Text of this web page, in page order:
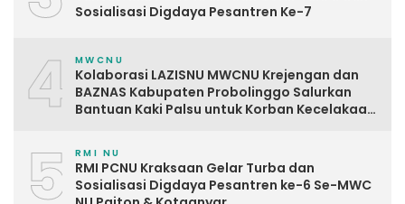
Sosialisasi Digdaya Pesantren Ke-7
4 MWCNU
Kolaborasi LAZISNU MWCNU Krejengan dan
BAZNAS Kabupaten Probolinggo Salurkan
Bantuan Kaki Palsu untuk Korban Kecelakaan
5 RMI NU
RMI PCNU Kraksaan Gelar Turba dan
Sosialisasi Digdaya Pesantren ke-6 Se-MWC